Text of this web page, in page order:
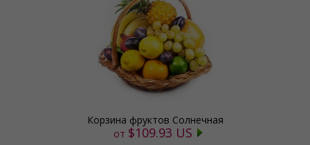
Корзина фруктов Солнечная
от $109.93 US